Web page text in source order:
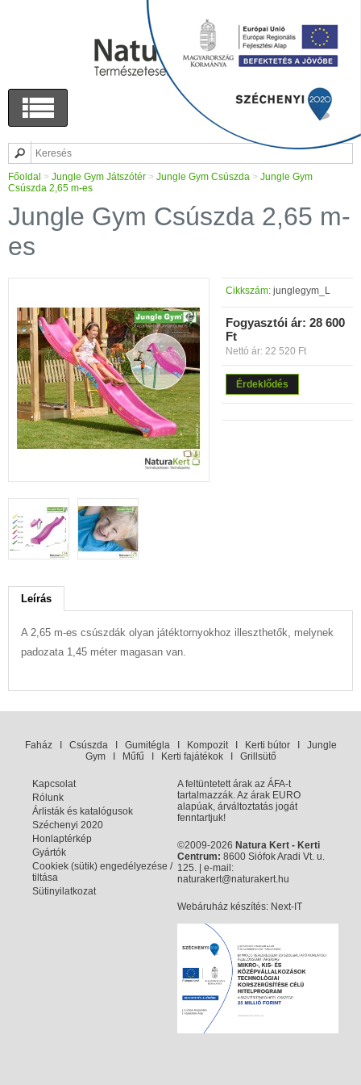
Főoldal > Jungle Gym Játszótér > Jungle Gym Csúszda > Jungle Gym
Csúszda 2,65 m-es
Jungle Gym Csúszda 2,65 m-
es
Cikkszám: junglegym_L
Fogyasztói ár: 28 600
Ft
Nettó ár: 22 520 Ft
Érdeklődés
Leírás
A 2,65 m-es csúszdák olyan játéktornyokhoz illeszthetők, melynek
padozata 1,45 méter magasan van.
FaházI CsúszdaI GumitéglaI KompozitI Kerti bútorI Jungle
GymI Műfű Kerti fajátékokI Grillsütő
Kapcsolat
Rólunk
Árlisták és katalógusok
Széchenyi 2020
Honlaptérkép
Gyártók
Cookiek (sütik) engedélyezése /
tiltása
Sütinyilatkozat
A feltüntetett árak az ÁFA-t
tartalmazzák. Az árak EURO
alapúak, árváltoztatás jogát
fenntartjuk!
©2009-2026 Natura Kert - Kerti
Centrum: 8600 Siófok Aradi Vt. u.
125. | e-mail:
naturakert@naturakert.hu
Webáruház készítés: Next-IT